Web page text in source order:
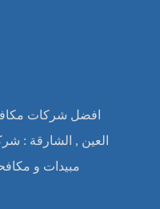
افضل شركات
مبيدات و